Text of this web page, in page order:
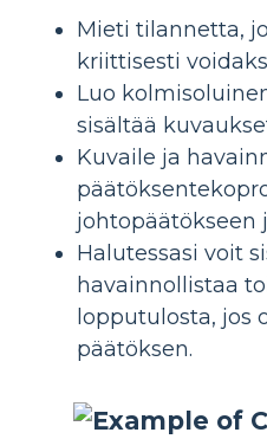
Mieti tilannetta,
kriittisesti
Luo
sisältää
Kuvaile ja
johtopäätökseen
Halutessasi voit
havainnollistaa
lopputulosta, jos
päätöksen.